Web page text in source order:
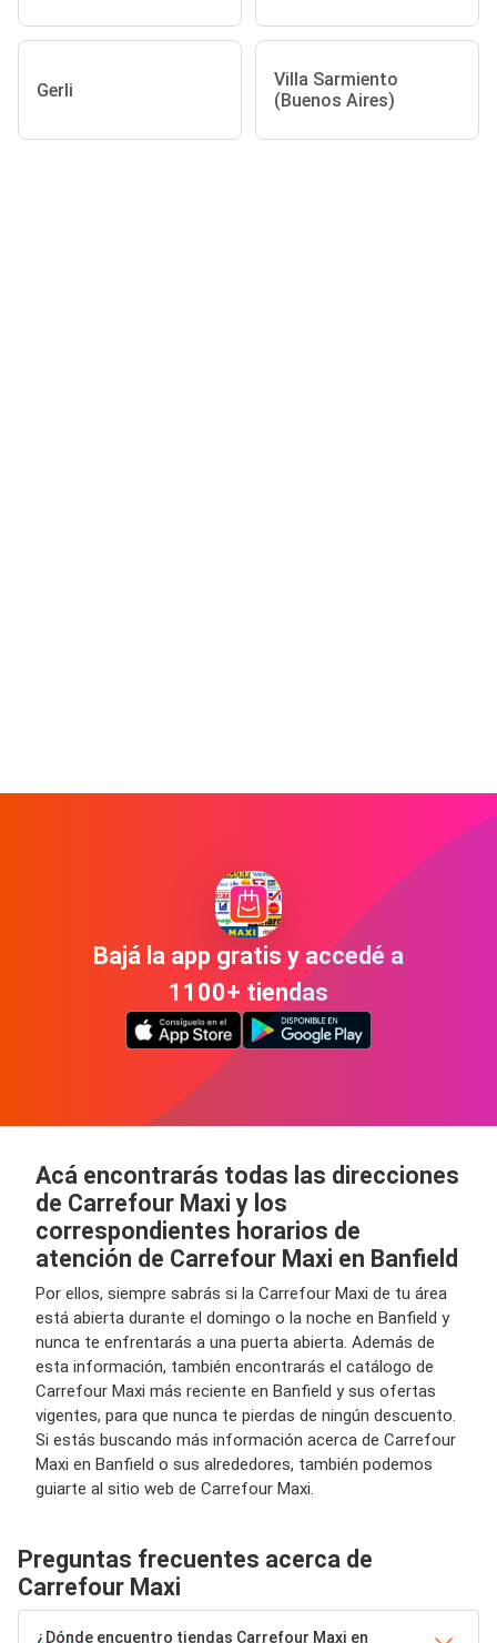
Gerli
Villa Sarmiento
(Buenos Aires)
Bajá la app gratis y accedé a
1100+ tiendas
Acá encontrarás todas las direcciones
de Carrefour Maxi y los
correspondientes horarios de
atención de Carrefour Maxi en Banfield
Por ellos, siempre sabrás si la Carrefour Maxi de tu área
está abierta durante el domingo o la noche en Banfield y
nunca te enfrentarás a una puerta abierta. Además de
esta información, también encontrarás el catálogo de
Carrefour Maxi más reciente en Banfield y sus ofertas
vigentes, para que nunca te pierdas de ningún descuento.
Si estás buscando más información acerca de Carrefour
Maxi en Banfield o sus alrededores, también podemos
guiarte al sitio web de Carrefour Maxi.
Preguntas frecuentes acerca de
Carrefour Maxi
¿Dónde encuentro tiendas Carrefour Maxi en